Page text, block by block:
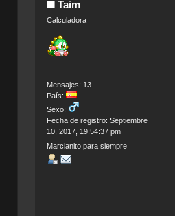
Taim
Calculadora
Mensajes: 13
País:
Sexo:
Fecha de registro: Septiembre
10, 2017, 19:54:37 pm
Marcianito para siempre